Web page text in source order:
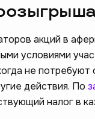
акций в
условиями
не потребуют
действия. По
налог в